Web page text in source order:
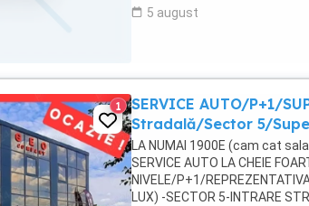
5 august
1
SERVICE AUTO/P+1/
Stradală/Sector 5/
LA NUMAI 1900E (cam cat
SERVICE AUTO LA CHEIE
NIVELE/P+1/
LUX) -SECTOR 5-INTRARE